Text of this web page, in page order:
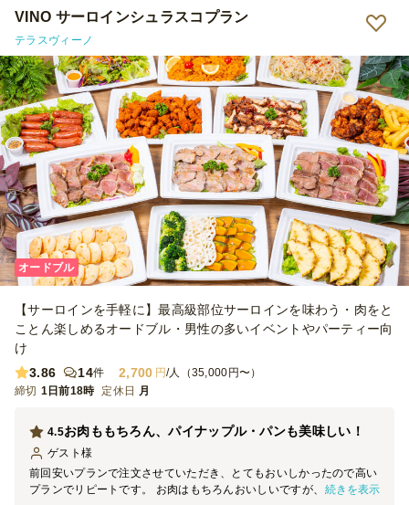
VINO サーロインシュラスコプラン
テラスヴィーノ
オードブル
【サーロインを手軽に】最高級部位サーロインを味わう・肉をと
ことん楽しめるオードブル・男性の多いイベントやパーティー向
け
3.86
14件 2,700 円/人（35,000円〜）
締切 1日前18時 定休日 月
お肉ももちろん、パイナップル・パンも美味しい！
4.5
ゲスト 様
前回安いプランで注文させていただき、とてもおいしかったので高い
プランでリピートです。 お肉はもちろんおいしいですが、デザート
続きを表示